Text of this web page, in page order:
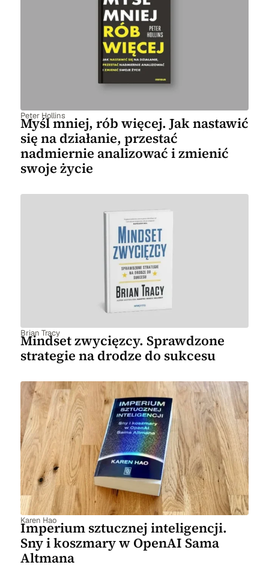
Peter Hollins
Myśl mniej, rób więcej. Jak nastawić
się na działanie, przestać
nadmiernie analizować i zmienić
swoje życie
Brian Tracy
Mindset zwycięzcy. Sprawdzone
strategie na drodze do sukcesu
Karen Hao
Imperium sztucznej inteligencji.
Sny i koszmary w OpenAI Sama
Altmana